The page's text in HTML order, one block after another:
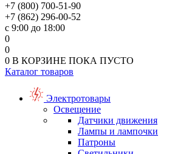
+7 (800) 700-51-90
+7 (862) 296-00-52
с 9:00 до 18:00
0
0
0 В КОРЗИНЕ ПОКА ПУСТО
Каталог товаров
Электротовары
Освещение
Датчики движения
Лампы и лампочки
Патроны